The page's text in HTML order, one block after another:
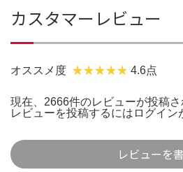
カスタマーレビュー
オススメ度 4.6点
現在、2666件のレビューが投稿さ
レビューを投稿するには ログイン
レビューを